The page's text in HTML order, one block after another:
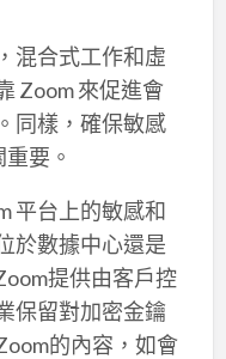
混合式工作和虛
Zoom 來促進會
同樣，確保敏感
要。
平台上的敏感和
於數據中心還是
提供由客戶控
保留對加密金鑰
的內容，如會